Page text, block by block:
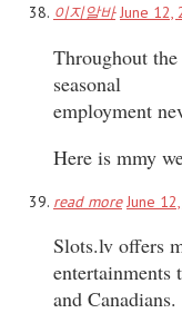
이지알바 June 12,
Throughout
seasonal
employment
Here is mmy
read more June
Slots.lv offers
entertainments
and Canadians.